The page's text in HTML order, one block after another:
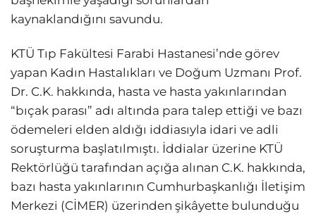
kaynaklandığını savundu.
KTÜ Tıp Fakültesi Farabi Hastanesi’nde görev
yapan Kadın Hastalıkları ve Doğum Uzmanı Prof.
Dr. C.K. hakkında, hasta ve hasta yakınlarından
“bıçak parası” adı altında para talep ettiği ve bazı
ödemeleri elden aldığı iddiasıyla idari ve adli
soruşturma başlatılmıştı. İddialar üzerine KTÜ
Rektörlüğü tarafından açığa alınan C.K. hakkında,
bazı hasta yakınlarının Cumhurbaşkanlığı İletişim
Merkezi (CİMER) üzerinden şikâyette bulunduğu